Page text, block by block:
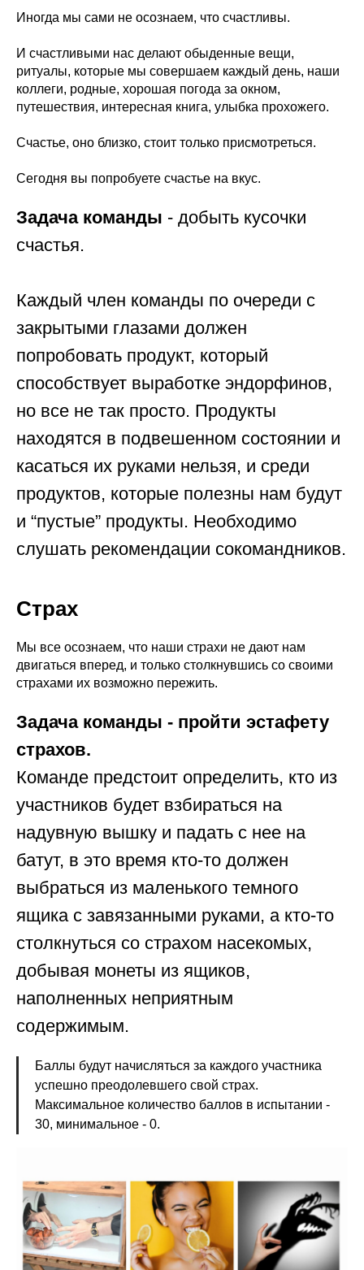
Иногда мы сами не осознаем, что счастливы.
И счастливыми нас делают обыденные вещи,
ритуалы, которые мы совершаем каждый день, наши
коллеги, родные, хорошая погода за окном,
путешествия, интересная книга, улыбка прохожего.
Счастье, оно близко, стоит только присмотреться.
Сегодня вы попробуете счастье на вкус.
Задача команды - добыть кусочки
счастья.
Каждый член команды по очереди с
закрытыми глазами должен
попробовать продукт, который
способствует выработке эндорфинов,
но все не так просто. Продукты
находятся в подвешенном состоянии и
касаться их руками нельзя, и среди
продуктов, которые полезны нам будут
и “пустые” продукты. Необходимо
слушать рекомендации сокомандников.
Страх
Мы все осознаем, что наши страхи не дают нам
двигаться вперед, и только столкнувшись со своими
страхами их возможно пережить.
Задача команды - пройти эстафету
страхов.
Команде предстоит определить, кто из
участников будет взбираться на
надувную вышку и падать с нее на
батут, в это время кто-то должен
выбраться из маленького темного
ящика с завязанными руками, а кто-то
столкнуться со страхом насекомых,
добывая монеты из ящиков,
наполненных неприятным
содержимым.
Баллы будут начисляться за каждого участника
успешно преодолевшего свой страх.
Максимальное количество баллов в испытании -
30, минимальное - 0.